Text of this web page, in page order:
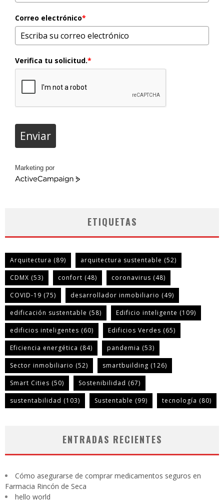
Correo electrónico*
Verifica tu solicitud.*
Enviar
Marketing por
ActiveCampaign
ETIQUETAS
Arquitectura (89) arquitectura sustentable (52)
CDMX (53) confort (48) coronavirus (48)
COVID-19 (75) desarrollador inmobiliario (49)
edificación sustentable (58) Edificio inteligente (109)
edificios inteligentes (60) Edificios Verdes (65)
Eficiencia energética (84) pandemia (53)
Sector inmobiliario (52) smartbuilding (126)
Smart Cities (50) Sostenibilidad (67)
sustentabilidad (103) Sustentable (99) tecnología (80)
ENTRADAS RECIENTES
Cómo asegurarse de comprar medicamentos seguros en
Farmacia Rincón de Seca
hello world